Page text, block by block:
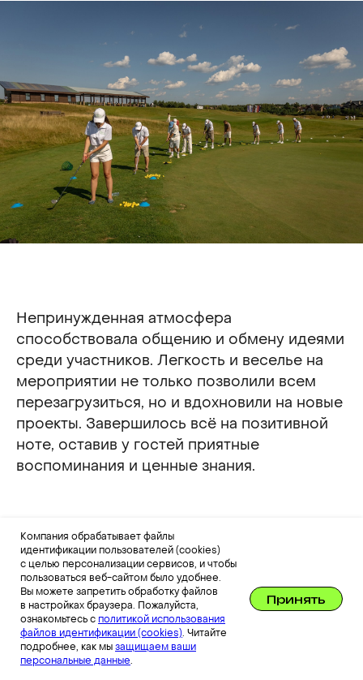
Непринужденная атмосфера
способствовала общению и обмену идеями
среди участников. Легкость и веселье на
мероприятии не только позволили всем
перезагрузиться, но и вдохновили на новые
проекты. Завершилось всё на позитивной
ноте, оставив у гостей приятные
воспоминания и ценные знания.
«Мы давно хотели создать мероприятие,
где участники могли бы не только
обсуждать деловые темы, но и
переживать совместный, уникальный
опыт. Очень рады, что OMNIMIX стал
нашим партнером в этом эксперименте.
Формат «лекции + гольф, яхты и
Политики обработки
персональных данныхи даюсогласие
на обработку моих персональных данных
Я согласен получатьинформационную
рассылку
Обсудить проект
Компания обрабатывает файлы
идентификации пользователей (cookies)
с целью персонализации сервисов, и чтобы
пользоваться веб-сайтом было удобнее.
Вы можете запретить обработку файлов
в настройках браузера. Пожалуйста,
ознакомьтесь с политикой использования
файлов идентификации (cookies). Читайте
подробнее, как мызащищаем ваши
персональные данные.
Принять
Подписывайтесь на еженедельную рассылку
о диджитал инструментах, новинках
и исследованиях!
+7 (920) 685–85–27
ИМИДЖЕВЫЙ МАРКЕТИНГ
КОНВЕРСИОННЫЙ МАРКЕТИНГ
РАБОТА С ЛИДЕРАМИ МНЕНИЙ
КИБЕРСПОРТ 360
ПРОИЗВОДСТВО КОНТЕНТА
МЕНЕДЖМЕНТ